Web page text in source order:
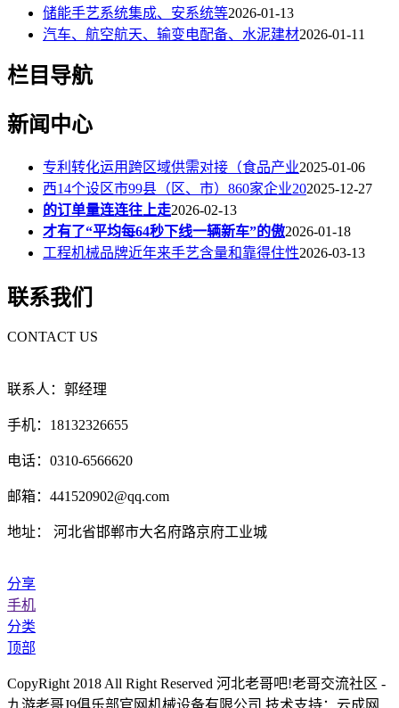
储能手艺系统集成、安系统等2026-01-13
汽车、航空航天、输变电配备、水泥建材2026-01-11
栏目导航
新闻中心
专利转化运用跨区域供需对接（食品产业2025-01-06
西14个设区市99县（区、市）860家企业202025-12-27
的订单量连连往上走2026-02-13
才有了“平均每64秒下线一辆新车”的傲2026-01-18
工程机械品牌近年来手艺含量和靠得住性2026-03-13
联系我们
CONTACT US
联系人：郭经理
手机：18132326655
电话：0310-6566620
邮箱：441520902@qq.com
地址： 河北省邯郸市大名府路京府工业城
分享
手机
分类
顶部
CopyRight 2018 All Right Reserved 河北老哥吧!老哥交流社区 -